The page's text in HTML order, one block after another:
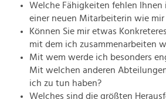
Welche Fähigkeiten fehlen Ihnen
einer neuen Mitarbeiterin wie mir
Können Sie mir etwas
mit dem ich zusammenarbeiten
Mit wem werde ich besonders
Mit welchen anderen
ich zu tun haben?
Welches sind die größten